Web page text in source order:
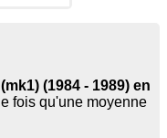
(1984 - 1989) en
fois qu'une moyenne